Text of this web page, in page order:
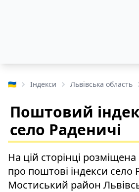
🇺🇦 Індекси Львівська область
Поштовий
село Раденичі
На цій сторінці
про поштові індекси село
Мостиський район